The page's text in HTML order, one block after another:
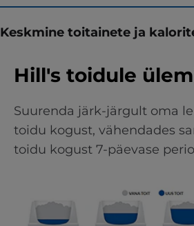
Keskmine toitainete ja
Hill's toidule
Suurenda järk-järgult oma
toidu kogust, vähendades
toidu kogust 7-päevase